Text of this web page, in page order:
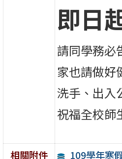
即日
請同學務必
家也請做好
洗手、出入
祝福全校師
相關附件 109學年寒